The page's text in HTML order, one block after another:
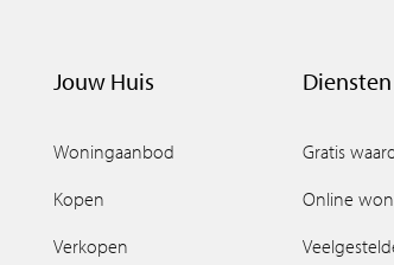
Jouw Huis
Woningaanbod
Kopen
Verkopen
Diensten
Gratis
Online